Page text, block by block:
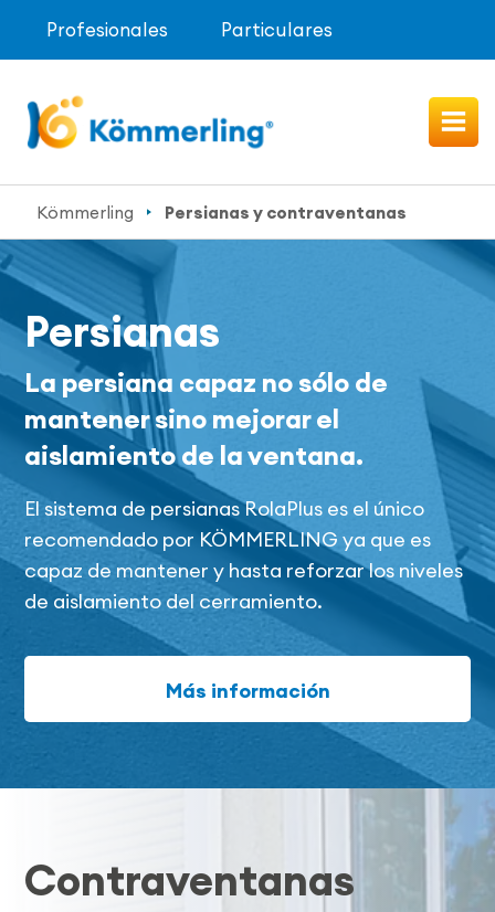
Profesionales Particulares
Kömmerling Persianas y contraventanas
Persianas
La persiana capaz no sólo de
mantener sino mejorar el
aislamiento de la ventana.
El sistema de persianas RolaPlus es el único
recomendado por KÖMMERLING ya que es
capaz de mantener y hasta reforzar los niveles
de aislamiento del cerramiento.
Más información
Contraventanas